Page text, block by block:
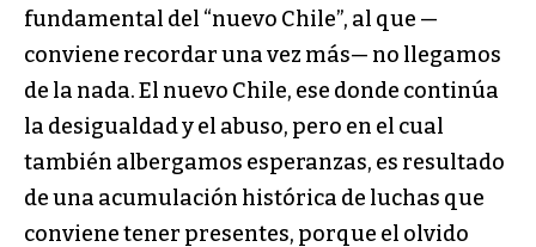
fundamental del “nuevo Chile”, al que —
conviene recordar una vez más— no llegamos
de la nada. El nuevo Chile, ese donde continúa
la desigualdad y el abuso, pero en el cual
también albergamos esperanzas, es resultado
de una acumulación histórica de luchas que
conviene tener presentes, porque el olvido